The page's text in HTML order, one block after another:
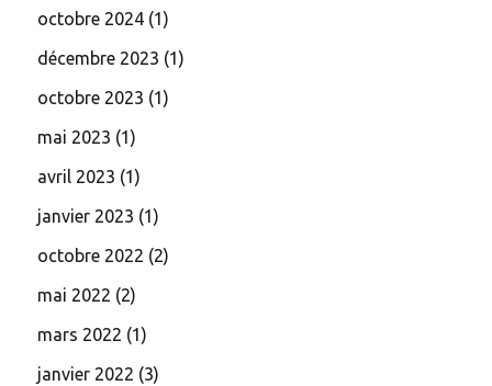
octobre 2024 (1)
décembre 2023 (1)
octobre 2023 (1)
mai 2023 (1)
avril 2023 (1)
janvier 2023 (1)
octobre 2022 (2)
mai 2022 (2)
mars 2022 (1)
janvier 2022 (3)